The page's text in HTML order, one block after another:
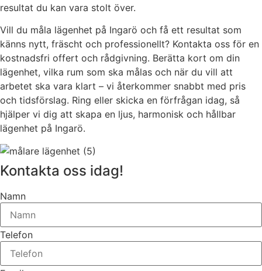
resultat du kan vara stolt över.
Vill du måla lägenhet på Ingarö och få ett resultat som
känns nytt, fräscht och professionellt? Kontakta oss för en
kostnadsfri offert och rådgivning. Berätta kort om din
lägenhet, vilka rum som ska målas och när du vill att
arbetet ska vara klart – vi återkommer snabbt med pris
och tidsförslag. Ring eller skicka en förfrågan idag, så
hjälper vi dig att skapa en ljus, harmonisk och hållbar
lägenhet på Ingarö.
Kontakta oss idag!
Namn
Telefon